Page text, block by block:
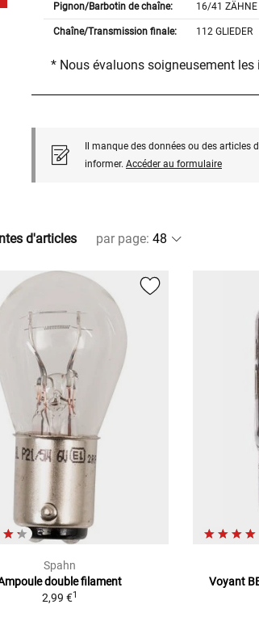
Pignon/Barbotin de chaîne: 16/41 ZÄHNE
Chaîne/Transmission finale: 112 GLIEDER
* Nous évaluons soigneusement
Il manque des données ou des articles
informer. Accéder au formulaire
d'articles par page:
Spahn
double filament
2,99 €1
Voyant